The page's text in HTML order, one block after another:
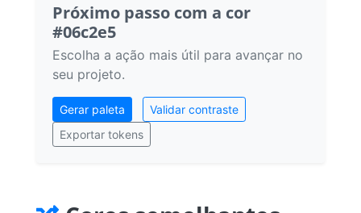
Próximo passo com a cor
#06c2e5
Escolha a ação mais útil para avançar no
seu projeto.
Gerar paleta
Validar contraste
Exportar tokens